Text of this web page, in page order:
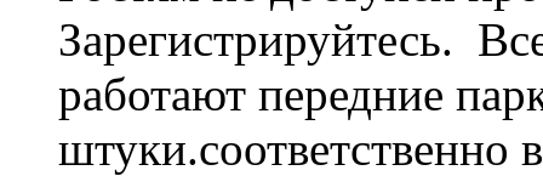
Зарегистрируйтесь.
работают передние
штуки.соответственно